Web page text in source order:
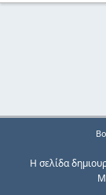
Η σελίδα